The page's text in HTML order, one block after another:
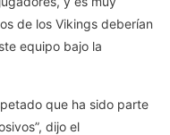
de los Vikings deberían
equipo bajo la
que ha sido parte
dijo el